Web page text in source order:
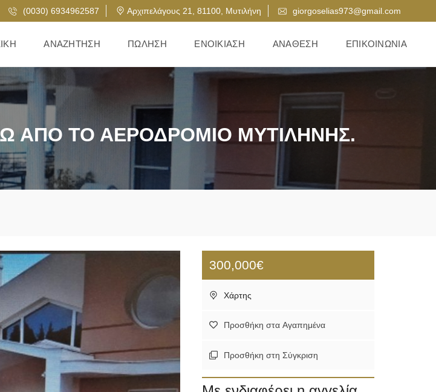
(0030) 6934962587 Αρχιπελάγους 21, 81100, Μυτιλήνη giorgoselias973@gmail.com
ΑΝΑΖΉΤΗΣΗ ΠΏΛΗΣΗ ΕΝΟΙΚΊΑΣΗ ΑΝΆΘΕΣΗ ΕΠΙΚΟΙΝΩΝΊΑ
ΑΠΟ ΤΟ ΑΕΡΟΔΡΟΜΙΟ ΜΥΤΙΛΗΝΗΣ.
300,000€
Χάρτης
Προσθήκη στα Αγαπημένα
Προσθήκη στη Σύγκριση